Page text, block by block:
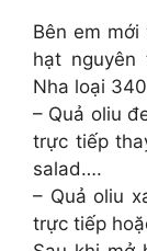
Bên em
hạt nguyên
Nha loại
– Quả oliu
trực tiếp
salad….
– Quả oliu
trực tiếp